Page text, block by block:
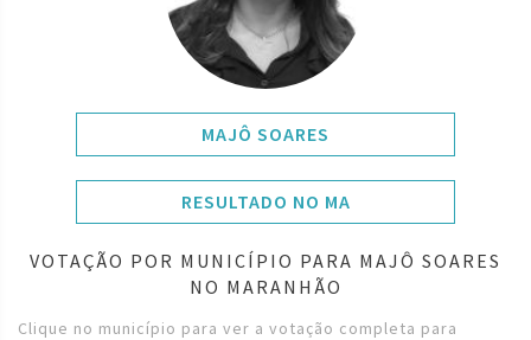
MAJÔ SOARES
RESULTADO NO MA
VOTAÇÃO POR MUNICÍPIO PARA MAJÔ SOARES
NO MARANHÃO
Clique no município para ver a votação completa para